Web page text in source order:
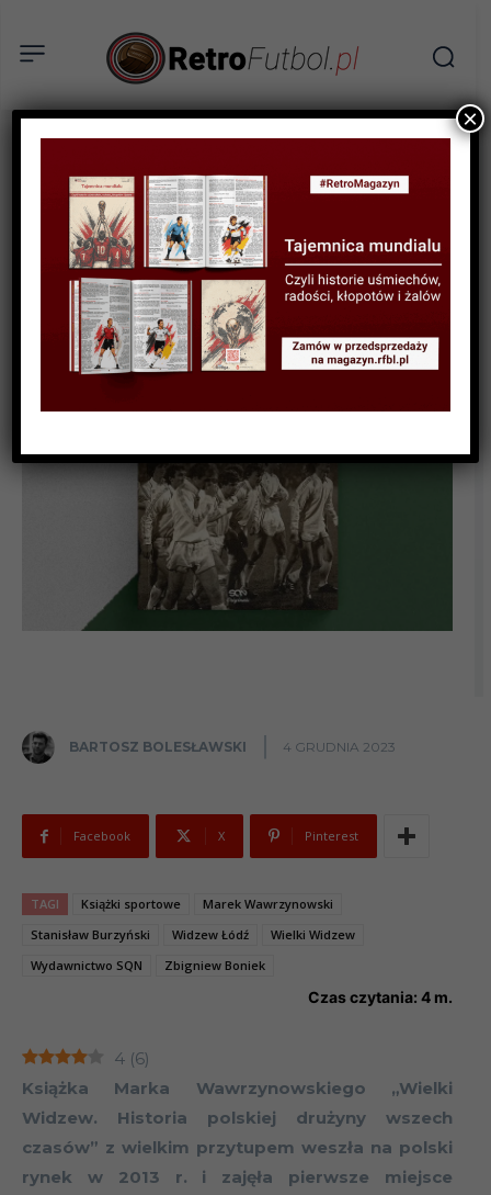
AKTUALNOŚCI KSIĄŻKI RECENZJA
„Wielki Widzew” – recenzja
BARTOSZ BOLESŁAWSKI 4 GRUDNIA 2023
Facebook X Pinterest
TAGI Książki sportowe
Marek Wawrzynowski
Stanisław Burzyński
Widzew Łódź
Wielki Widzew
Wydawnictwo SQN
Zbigniew Boniek
Czas czytania: 4 m.
4 (6)
Książka Marka Wawrzynowskiego „Wielki
Widzew. Historia polskiej drużyny wszech
czasów” z wielkim przytupem weszła na polski
rynek w 2013 r. i zajęła pierwsze miejsce
×